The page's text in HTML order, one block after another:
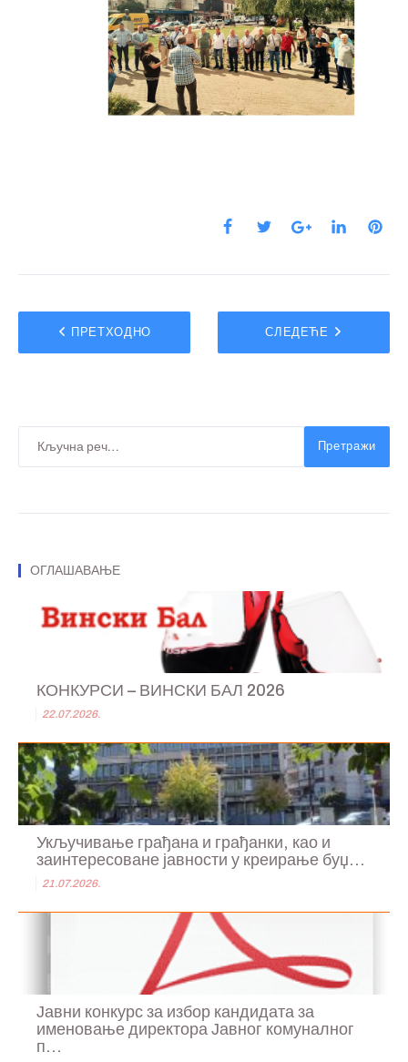
ПРЕТХОДНО СЛЕДЕЋЕ
Претражи
ОГЛАШАВАЊЕ
КОНКУРСИ – ВИНСКИ БАЛ 2026
22.07.2026.
Укључивање грађана и грађанки, као и
заинтересоване јавности у креирање буџ...
21.07.2026.
Јавни конкурс за избор кандидата за
именовање директора Јавног комуналног
п...